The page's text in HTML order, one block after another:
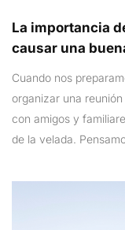
La importancia
causar una
Cuando nos
organizar una
con amigos y
de la velada.